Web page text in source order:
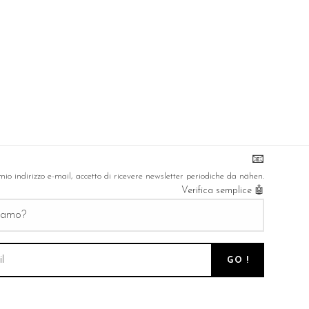
📧
indirizzo e-mail, accetto di ricevere newsletter periodiche da nähen.
Verifica semplice 🤖